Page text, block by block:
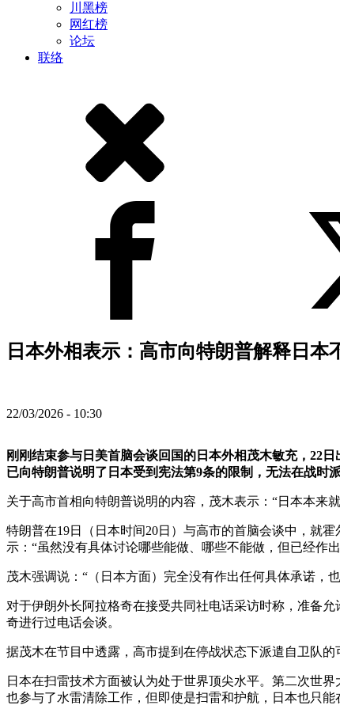
川黑榜
网红榜
论坛
联络
日本外相表示：高市向特朗普解释日
22/03/2026 - 10:30
刚刚结束参与日美首脑会谈回国的日本外相茂木敏充，22
已向特朗普说明了日本受到宪法第9条的限制，无法在战时派
关于高市首相向特朗普说明的内容，茂木表示：“日本本来
特朗普在19日（日本时间20日）与高市的首脑会谈中，就
示：“虽然没有具体讨论哪些能做、哪些不能做，但已经作
茂木强调说：“（日本方面）完全没有作出任何具体承诺，
对于伊朗外长阿拉格奇在接受共同社电话采访时称，准备
奇进行过电话会谈。
据茂木在节目中透露，高市提到在停战状态下派遣自卫队
日本在扫雷技术方面被认为处于世界顶尖水平。第二次世
也参与了水雷清除工作，但即使是扫雷和护航，日本也只能